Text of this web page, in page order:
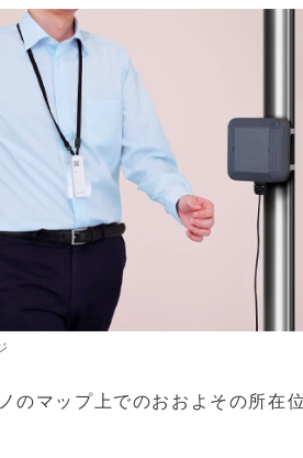
マップ上でのおおよその所在位